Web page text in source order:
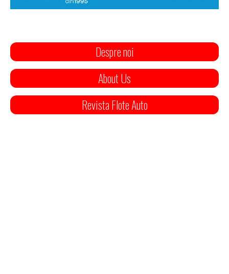
Despre noi
About Us
Revista Flote Auto